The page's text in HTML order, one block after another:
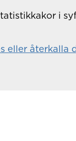
i
eller återkalla